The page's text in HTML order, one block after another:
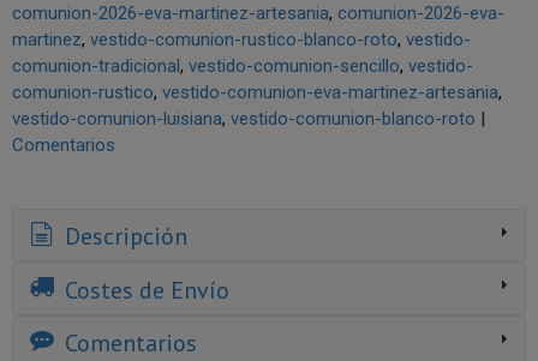
comunion-2026-eva-martinez-artesania comunion-2026-eva-
martinez vestido-comunion-rustico-blanco-roto vestido-
comunion-tradicional vestido-comunion-sencillo vestido-
comunion-rustico vestido-comunion-eva-martinez-artesania
vestido-comunion-luisiana vestido-comunion-blanco-roto |
Comentarios
Descripción
Costes de Envío
Comentarios